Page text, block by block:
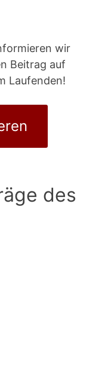
wir
Beitrag auf
Laufenden!
des